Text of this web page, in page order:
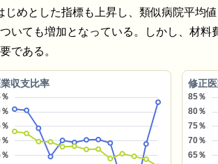
めとした指標も上昇し、類似病院平均
いても増加となっている。しかし、材料
である。
業収支比率 修正